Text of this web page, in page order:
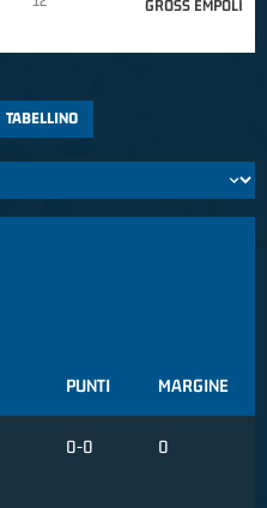
GROSS EMPOLI
TABELLINO
PUNTI MARGINE
0-0 0